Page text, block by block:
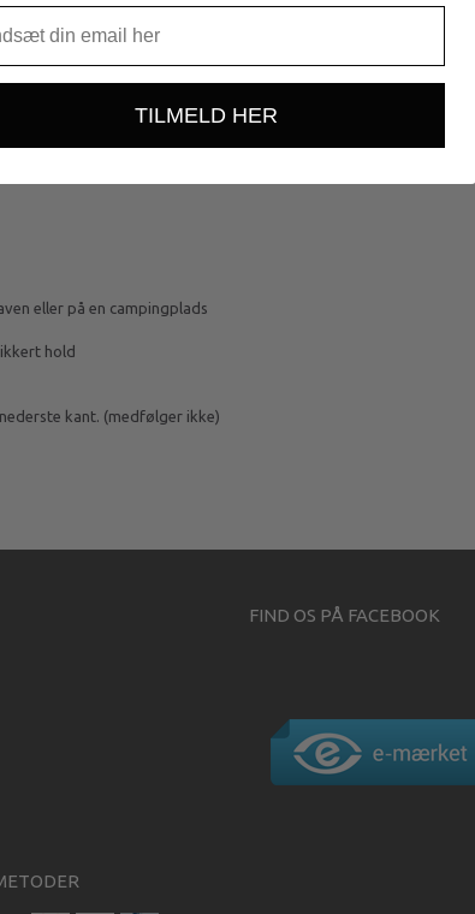
eller på en campingplads
hold
kant. (medfølger ikke)
FIND OS PÅ FACEBOOK
TILMELD HER